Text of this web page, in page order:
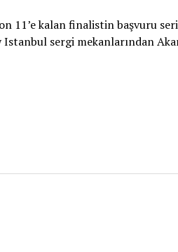
11’e kalan finalistin başvuru
sergi mekanlarından